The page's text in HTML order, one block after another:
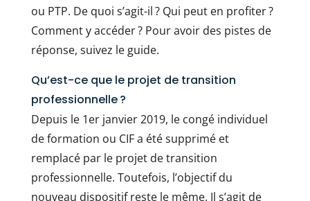
ou PTP. De quoi s’agit-il ? Qui peut en profiter ?
Comment y accéder ? Pour avoir des pistes de
réponse, suivez le guide.
Qu’est-ce que le projet de transition
professionnelle ?
Depuis le 1er janvier 2019, le congé individuel
de formation ou CIF a été supprimé et
remplacé par le projet de transition
professionnelle. Toutefois, l’objectif du
nouveau dispositif reste le même. Il s’agit de